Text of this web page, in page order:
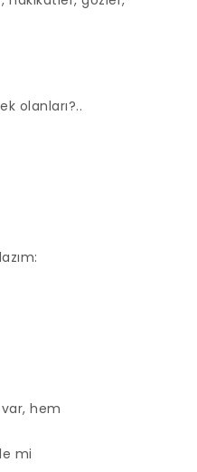
olanları?..
hem
mi